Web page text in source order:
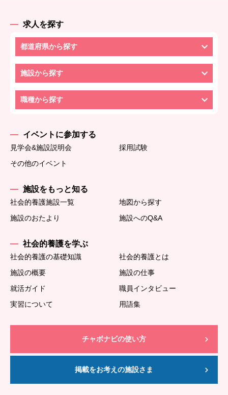
求人を探す
都道府県から探す
施設から探す
職種から探す
イベントに参加する
見学会&施設説明会
採用試験
その他のイベント
施設をもっと知る
社会的養護施設一覧
地図から探す
施設のおたより
施設へのQ&A
社会的養護を学ぶ
社会的養護の基礎知識
社会的養護とは
施設の概要
施設の仕事
就活ガイド
職員インタビュー
実習について
用語集
チャボナビの使い方
掲載をお考えの施設さま